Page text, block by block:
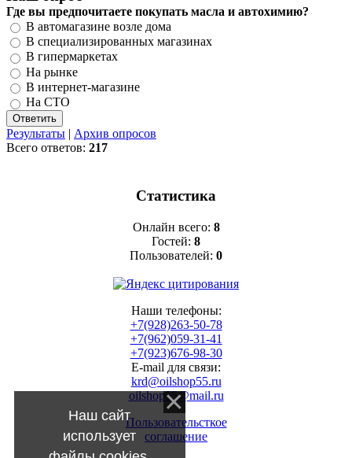
Где вы предпочитаете покупать масла и автохимию?
В автомагазине возле дома
В специализированных магазинах
В гипермаркетах
На рынке
В интернет-магазине
На СТО
Результаты | Архив опросов
Всего ответов: 217
Статистика
Онлайн всего: 8
Гостей: 8
Пользователей: 0
Наши телефоны:
+7(928)263-50-78
+7(962)059-31-41
+7(923)676-98-30
E-mail для связи:
krd@oilshop55.ru
oilshop55@mail.ru
Пользовательсткое
соглашение
Наш сайт
использует